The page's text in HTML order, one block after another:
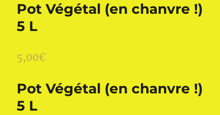
Pot Végétal (en chanvre !)
5 L
5,00€
Pot Végétal (en chanvre !)
5 L